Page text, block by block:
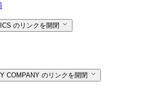
のリンクを開閉
COMPANY のリンクを開閉